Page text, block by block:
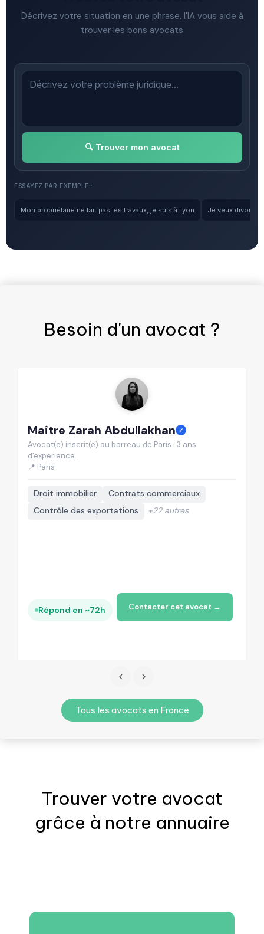
Décrivez votre situation en une phrase, l'IA vous aide à
trouver les bons avocats
🔍 Trouver mon avocat
ESSAYEZ PAR EXEMPLE :
Mon propriétaire ne fait pas les travaux, je suis à Lyon Je veux
Besoin d'un avocat ?
Maître Zarah Abdullakhan ✓
Avocat(e) inscrit(e) au barreau de Paris · 3 ans
d'experience.
📍 Paris
Droit immobilier
Contrats commerciaux
Contrôle des exportations
+22 autres
Répond en ~72h Contacter cet avocat →
Tous les avocats en France
Trouver votre avocat
grâce à notre annuaire